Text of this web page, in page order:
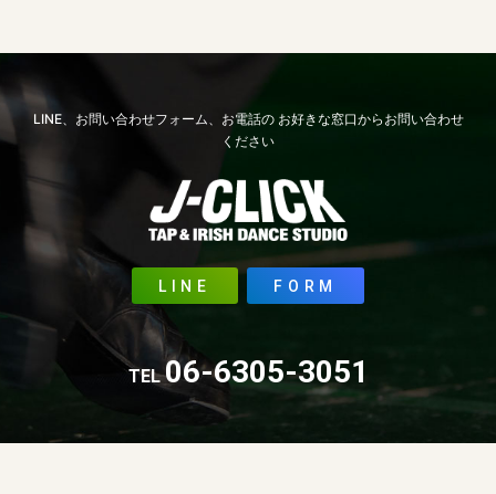
LINE、お問い合わせフォーム、お電話のお好きな窓口からお問い合わせ
ください
LINE FORM
TEL06-6305-3051